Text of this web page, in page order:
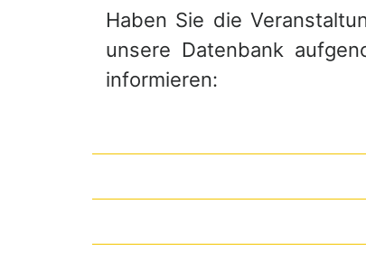
Haben Sie die
unsere Datenbank
informieren: